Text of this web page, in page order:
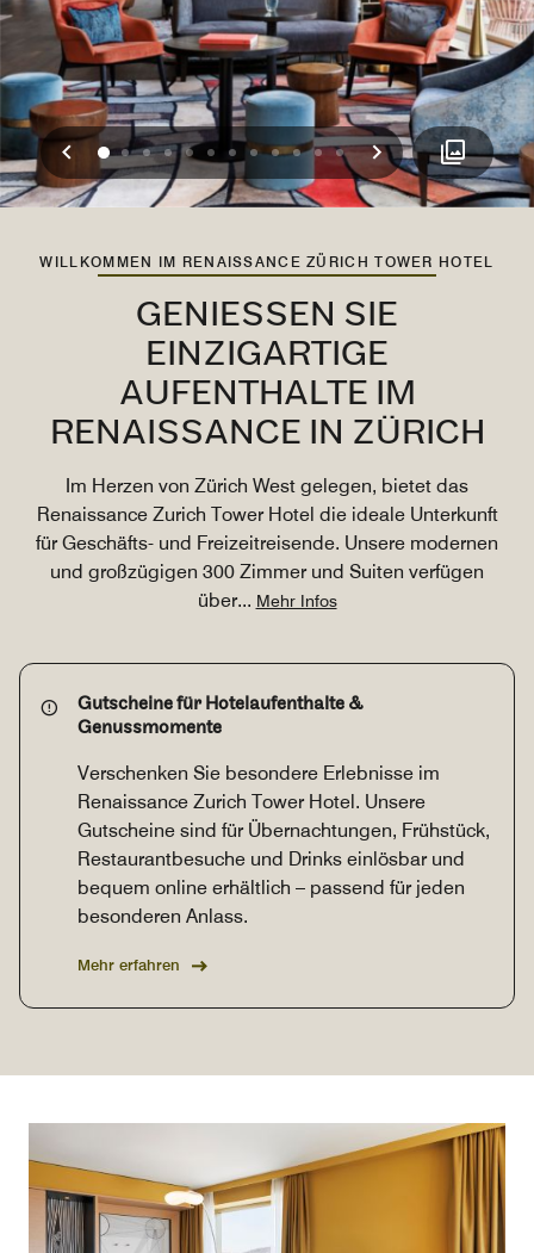
Vorherige
012345 67891011Weiter
WILLKOMMEN IM RENAISSANCE ZÜRICH TOWER HOTEL
GENIESSEN SIE E
INZIGARTIGE A
UFENTHALTE IM R
ENAISSANCE IN ZÜRICH
Im Herzen von Zürich West gelegen, bietet das
Renaissance Zurich Tower Hotel die ideale Unterkunft
für Geschäfts- und Freizeitreisende. Unsere modernen
und großzügigen 300 Zimmer und Suiten verfügen
über... Mehr Infos
Gutscheine für Hotelaufenthalte &
Genussmomente
Verschenken Sie besondere Erlebnisse im
Renaissance Zurich Tower Hotel. Unsere
Gutscheine sind für Übernachtungen, Frühstück,
Restaurantbesuche und Drinks einlösbar und
bequem online erhältlich – passend für jeden
besonderen Anlass.
Mehr erfahren